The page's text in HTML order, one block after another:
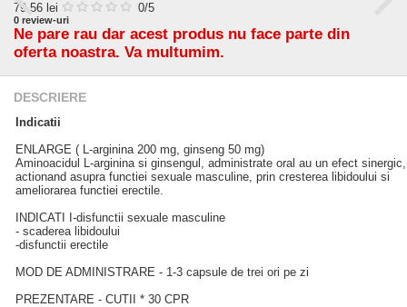
79,56 lei 0/5
0 review-uri
Ne pare rau dar acest produs nu face parte din
oferta noastra. Va multumim.
DESCRIERE
Indicatii
ENLARGE ( L-arginina 200 mg, ginseng 50 mg)
Aminoacidul L-arginina si ginsengul, administrate oral au un efect sinergic,
actionand asupra functiei sexuale masculine, prin cresterea libidoului si
ameliorarea functiei erectile.
INDICATI I-disfunctii sexuale masculine
- scaderea libidoului
-disfunctii erectile
MOD DE ADMINISTRARE - 1-3 capsule de trei ori pe zi
PREZENTARE - CUTII * 30 CPR